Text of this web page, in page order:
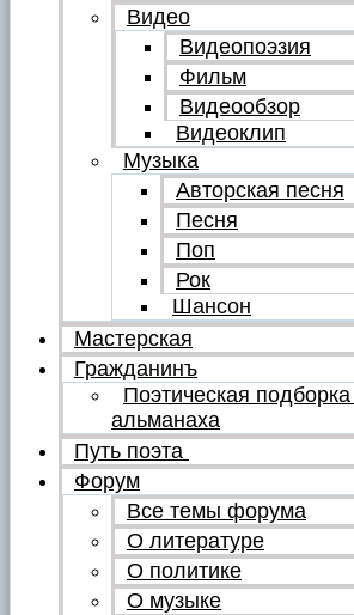
Видео
Видеопоэзия
Фильм
Видеообзор
Видеоклип
Музыка
Авторская песня
Песня
Поп
Рок
Шансон
Мастерская
Гражданинъ
Поэтическая
альманаха
Путь поэта
Форум
Все темы форума
О литературе
О политике
О музыке